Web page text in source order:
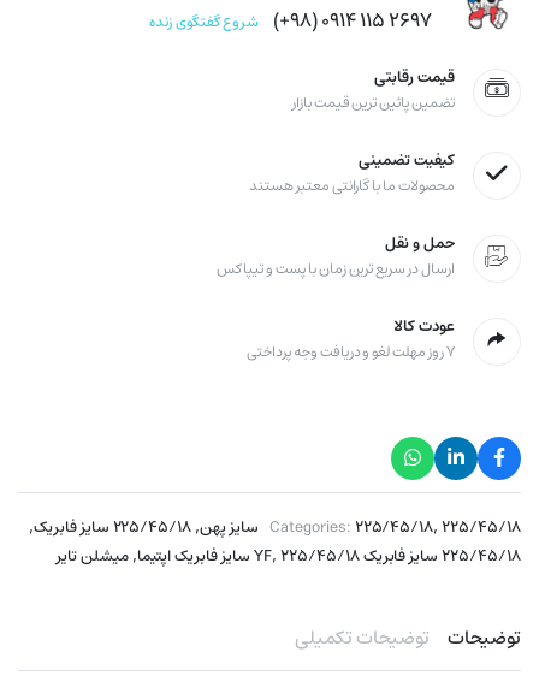
۲۶۹۷ ۱۱۵ ۰۹۱۴ (۹۸+) شروع گفتگوی زنده
قیمت رقابتی
تضمین پائین ترین قیمت بازار
کیفیت تضمینی
محصولات ما با گارانتی معتبر هستند
حمل و نقل
ارسال در سریع ترین زمان با پست و تیپاکس
عودت کالا
۷ روز مهلت لغو و دریافت وجه پرداختی
Categories:۲۲۵/۴۵/۱۸,۲۲۵/۴۵/۱۸ سایز پهن ,۲۲۵/۴۵/۱۸ سایز فابریک ,
225/45/18 سایز فابریک YF ,۲۲۵/۴۵/۱۸ سایز فابریک اپتیما ,میشلن تایر
توضیحات توضیحات تکمیلی